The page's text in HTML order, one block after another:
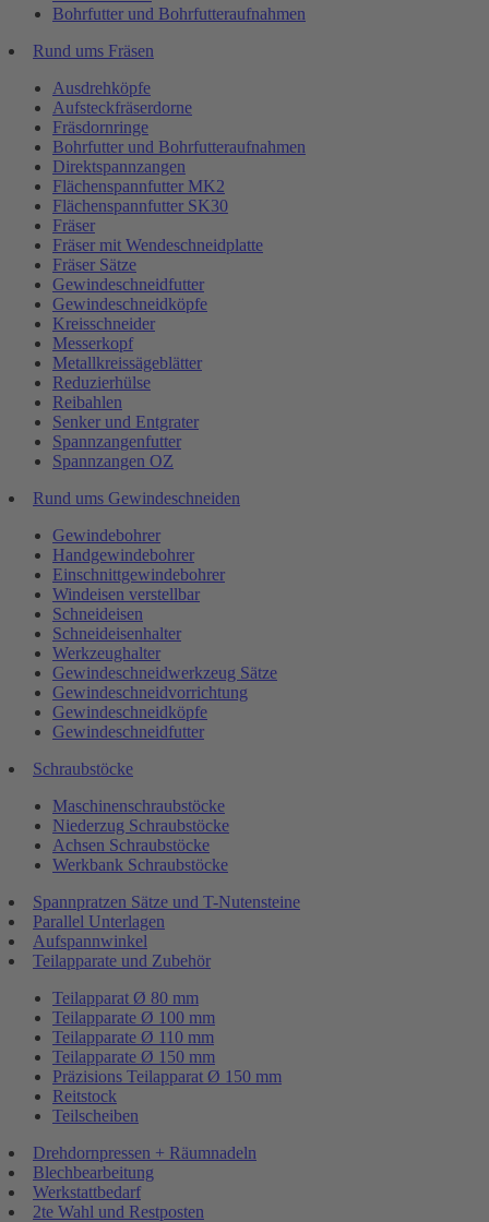
Bohrfutter und Bohrfutteraufnahmen
Rund ums Fräsen
Ausdrehköpfe
Aufsteckfräserdorne
Fräsdornringe
Bohrfutter und Bohrfutteraufnahmen
Direktspannzangen
Flächenspannfutter MK2
Flächenspannfutter SK30
Fräser
Fräser mit Wendeschneidplatte
Fräser Sätze
Gewindeschneidfutter
Gewindeschneidköpfe
Kreisschneider
Messerkopf
Metallkreissägeblätter
Reduzierhülse
Reibahlen
Senker und Entgrater
Spannzangenfutter
Spannzangen OZ
Rund ums Gewindeschneiden
Gewindebohrer
Handgewindebohrer
Einschnittgewindebohrer
Windeisen verstellbar
Schneideisen
Schneideisenhalter
Werkzeughalter
Gewindeschneidwerkzeug Sätze
Gewindeschneidvorrichtung
Gewindeschneidköpfe
Gewindeschneidfutter
Schraubstöcke
Maschinenschraubstöcke
Niederzug Schraubstöcke
Achsen Schraubstöcke
Werkbank Schraubstöcke
Spannpratzen Sätze und T-Nutensteine
Parallel Unterlagen
Aufspannwinkel
Teilapparate und Zubehör
Teilapparat Ø 80 mm
Teilapparate Ø 100 mm
Teilapparate Ø 110 mm
Teilapparate Ø 150 mm
Präzisions Teilapparat Ø 150 mm
Reitstock
Teilscheiben
Drehdornpressen + Räumnadeln
Blechbearbeitung
Werkstattbedarf
2te Wahl und Restposten